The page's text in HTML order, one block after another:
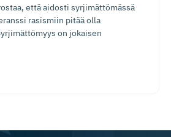
että aidosti syrjimättömässä
rasismiin pitää olla
on jokaisen